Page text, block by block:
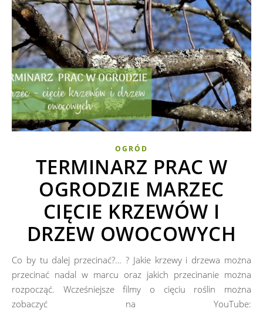
OGRÓD
TERMINARZ PRAC W
OGRODZIE MARZEC
CIĘCIE KRZEWÓW I
DRZEW OWOCOWYCH
Co by tu dalej przecinać?… ? Jakie krzewy i drzewa można
przecinać nadal w marcu oraz jakich przecinanie można
rozpocząć. Wcześniejsze filmy o cięciu roślin można
zobaczyć na YouTube: